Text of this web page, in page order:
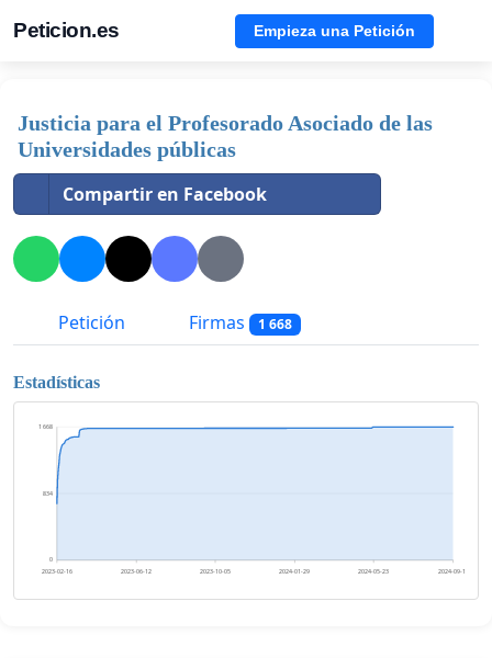
Peticion.es Empieza una Petición
Justicia para el Profesorado Asociado de las
Universidades públicas
Compartir en Facebook
Petición Firmas 1 668
Estadísticas
0
834
1 668
2023-02-16 2023-06-12 2023-10-05 2024-01-29 2024-05-23 2024-09-16